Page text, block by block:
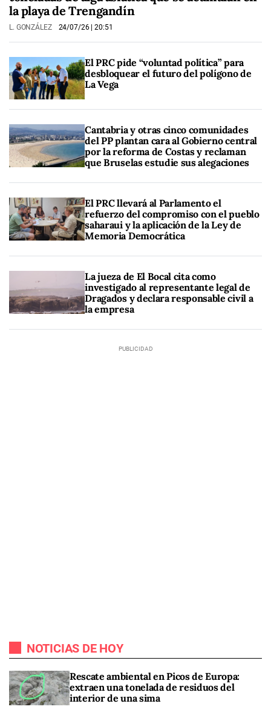
la playa de Trengandín
L. GONZÁLEZ 24/07/26| 20:51
El PRC pide “voluntad política” para
desbloquear el futuro del polígono de
La Vega
Cantabria y otras cinco comunidades
del PP plantan cara al Gobierno central
por la reforma de Costas y reclaman
que Bruselas estudie sus alegaciones
El PRC llevará al Parlamento el
refuerzo del compromiso con el pueblo
saharaui y la aplicación de la Ley de
Memoria Democrática
La jueza de El Bocal cita como
investigado al representante legal de
Dragados y declara responsable civil a
la empresa
NOTICIAS DE HOY
Rescate ambiental en Picos de Europa:
extraen una tonelada de residuos del
interior de una sima